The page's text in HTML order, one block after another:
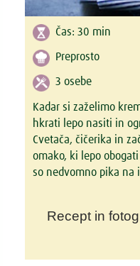
Čas: 30 min
Preprosto
3 osebe
Kadar si zaželimo
hkrati lepo nasiti in
Cvetača, čičerika in
omako, ki lepo
so nedvomno pika na
Recept in